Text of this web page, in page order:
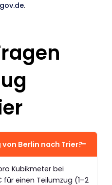
.
Berlin nach Trier?
Kubikmeter bei
für einen Teilumzug (1–2